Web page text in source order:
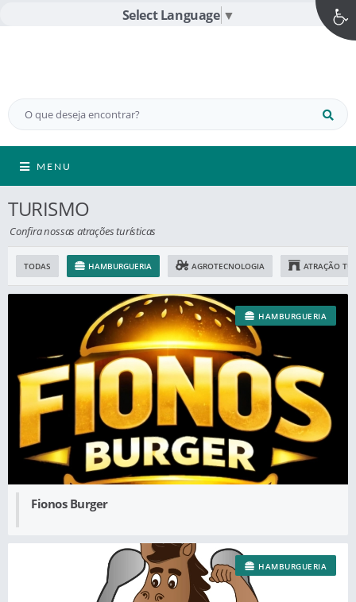
Select Language ▼
MENU
TURISMO
Confira nossas atrações turísticas
TODAS HAMBURGUERIA AGROTECNOLOGIA ATRAÇÃO
Fionos Burger
HAMBURGUERIA
HAMBURGUERIA